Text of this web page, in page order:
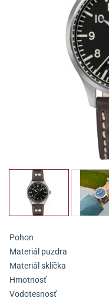
Pohon
Materiál puzdra
Materiál sklíčka
Hmotnosť
Vodotesnosť